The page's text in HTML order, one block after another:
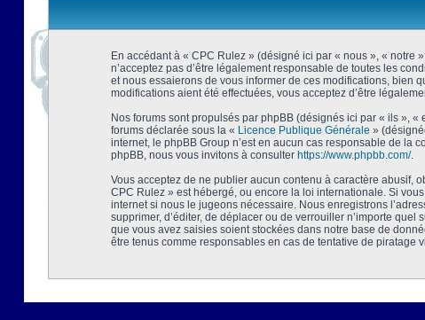
En accédant à « CPC Rulez » (désigné ici par « nous », « notre
n’acceptez pas d’être légalement responsable de toutes les
et nous essaierons de vous informer de ces modifications, bien
modifications aient été effectuées, vous acceptez d’être
Nos forums sont propulsés par phpBB (désignés ici par « ils »,
forums déclarée sous la « Licence Publique Générale »
internet, le phpBB Group n’est en aucun cas responsable de la
phpBB, nous vous invitons à consulter https://www.phpbb.com/.
Vous acceptez de ne publier aucun contenu à caractère abusif,
CPC Rulez » est hébergé, ou encore la loi internationale. Si
internet si nous le jugeons nécessaire. Nous enregistrons
supprimer, d’éditer, de déplacer ou de verrouiller n’importe
que vous avez saisies soient stockées dans notre base de
être tenus comme responsables en cas de tentative de piratage